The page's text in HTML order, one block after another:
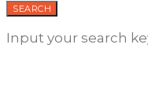
SEARCH
Input your search